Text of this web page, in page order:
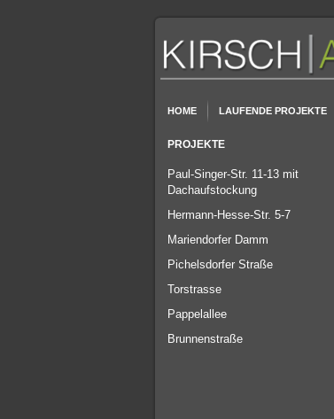
HOME LAUFENDE PROJEKTE
PROJEKTE
Paul-Singer-Str. 11-13 mit
Dachaufstockung
Hermann-Hesse-Str. 5-7
Mariendorfer Damm
Pichelsdorfer Straße
Torstrasse
Pappelallee
Brunnenstraße